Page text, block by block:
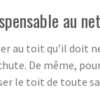
au
au toit qu’il doit
De même,
le toit de toute